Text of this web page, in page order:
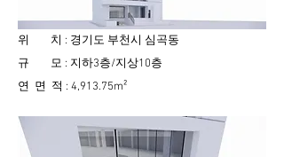
위 치 : 경기도 부천시 심곡동
규 모 : 지하3층/지상10층
연 면 적 : 4,913.75m²